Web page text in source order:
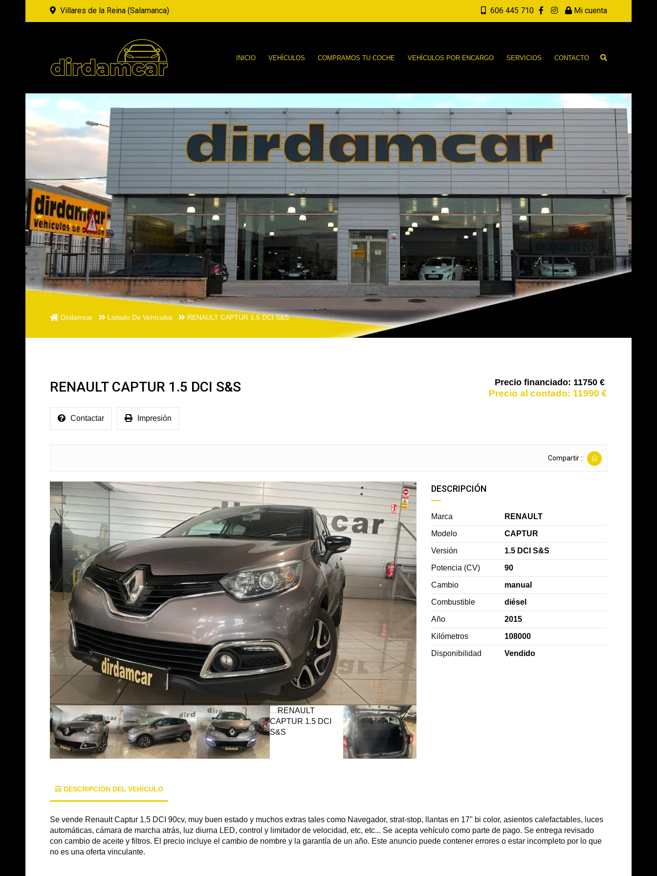
Villares de la Reina (Salamanca) 606 445 710 Mi cuenta
INICIO VEHÍCULOS COMPRAMOS TU COCHE VEHÍCULOS POR ENCARGO SERVICIOS CONTACTO
Dirdamcar Listado De Vehículos RENAULT CAPTUR 1.5 DCI S&S
RENAULT CAPTUR 1.5 DCI S&S 11750 €
11990 €
Contactar Impresión
Compartir :
DESCRIPCIÓN
Marca RENAULT
Modelo CAPTUR
Versión 1.5 DCI S&S
Potencia (CV) 90
Cambio manual
Combustible diésel
Año 2015
Kilómetros 108000
Disponibilidad Vendido
DESCRIPCIÓN DEL VEHÍCULO
Se vende Renault Captur 1.5 DCI 90cv, muy buen estado y muchos extras tales como Navegador, strat-stop, llantas en 17" bi color, asientos calefactables, luces
automáticas, cámara de marcha atrás, luz diurna LED, control y limitador de velocidad, etc, etc... Se acepta vehículo como parte de pago. Se entrega revisado
con cambio de aceite y filtros. El precio incluye el cambio de nombre y la garantía de un año. Este anuncio puede contener errores o estar incompleto por lo que
no es una oferta vinculante.